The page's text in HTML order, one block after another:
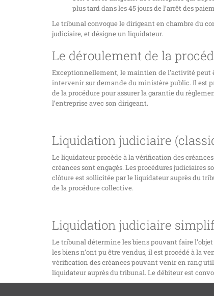
plus tard dans les 45 jours de l’arrêt des
Le tribunal convoque le dirigeant en chambre du
judiciaire, et désigne un liquidateur.
Le déroulement de la
Exceptionnellement, le maintien de l’activité peut
intervenir sur demande du ministère public. Il est
de la procédure pour assurer la garantie du
l’entreprise avec son dirigeant.
Liquidation judiciaire
Le liquidateur procède à la vérification des
créances sont engagés. Les procédures judiciaires
clôture est sollicitée par le liquidateur auprès du
de la procédure collective.
Liquidation judiciaire
Le tribunal détermine les biens pouvant faire
les biens n’ont pu être vendus, il est procédé à la
vérification des créances pouvant venir en rang
liquidateur auprès du tribunal. Le débiteur est